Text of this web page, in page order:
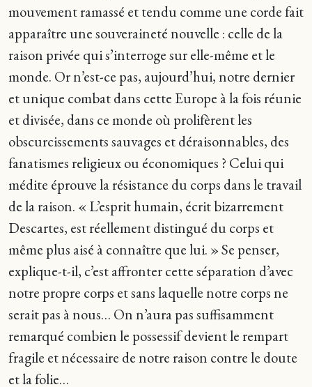
mouvement ramassé et tendu comme une corde fait
apparaître une souveraineté nouvelle : celle de la
raison privée qui s’interroge sur elle-même et le
monde. Or n’est-ce pas, aujourd’hui, notre dernier
et unique combat dans cette Europe à la fois réunie
et divisée, dans ce monde où prolifèrent les
obscurcissements sauvages et déraisonnables, des
fanatismes religieux ou économiques ? Celui qui
médite éprouve la résistance du corps dans le travail
de la raison. « L’esprit humain, écrit bizarrement
Descartes, est réellement distingué du corps et
même plus aisé à connaître que lui. » Se penser,
explique-t-il, c’est affronter cette séparation d’avec
notre propre corps et sans laquelle notre corps ne
serait pas à nous… On n’aura pas suffisamment
remarqué combien le possessif devient le rempart
fragile et nécessaire de notre raison contre le doute
et la folie…